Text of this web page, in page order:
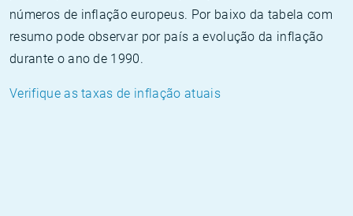
números de inflação europeus. Por baixo da tabela com
resumo pode observar por país a evolução da inflação
durante o ano de 1990.
Verifique as taxas de inflação atuais